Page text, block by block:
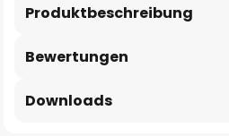
Produktbeschreibung
Bewertungen
Downloads